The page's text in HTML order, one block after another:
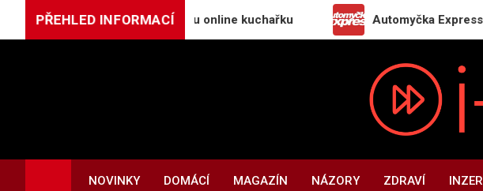
PŘEHLED INFORMACÍ
spouští největší českou online kuchařku Automyčka Express slaví
i-
NOVINKY DOMÁCÍ MAGAZÍN NÁZORY ZDRAVÍ